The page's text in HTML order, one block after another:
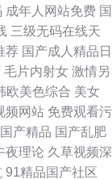
成年人网站免费 国
三级无码在线天
荐 国产成人精品日
毛片内射女 激情另
欧美色综合 美女
频网站 免费观看污
产精品 国产乱肥
夜理论 久草视频深
91精品国产社区